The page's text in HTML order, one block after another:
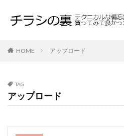
HOME アップロード
TAG
アップロード